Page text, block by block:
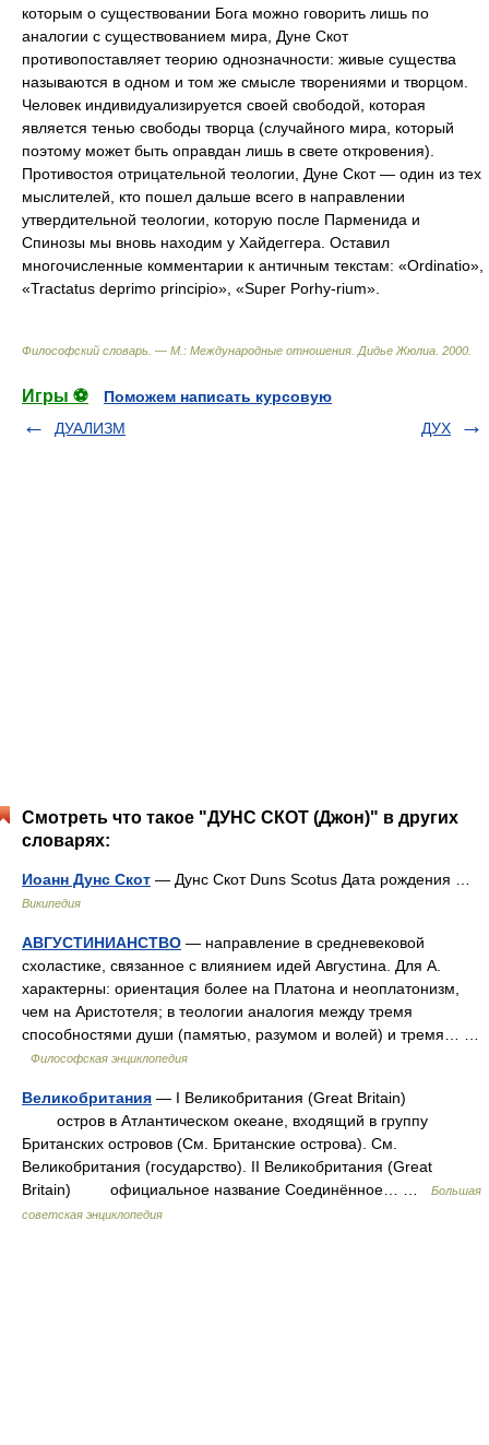
которым о существовании Бога можно говорить лишь по
аналогии с существованием мира, Дуне Скот
противопоставляет теорию однозначности: живые существа
называются в одном и том же смысле творениями и творцом.
Человек индивидуализируется своей свободой, которая
является тенью свободы творца (случайного мира, который
поэтому может быть оправдан лишь в свете откровения).
Противостоя отрицательной теологии, Дуне Скот — один из тех
мыслителей, кто пошел дальше всего в направлении
утвердительной теологии, которую после Парменида и
Спинозы мы вновь находим у Хайдеггера. Оставил
многочисленные комментарии к античным текстам: «Ordinatio»,
«Tractatus deprimo principio», «Super Porhy-rium».
Философский словарь. — М.: Международные отношения Дидье Жюлиа 2000
Игры ⚽
Поможем написать курсовую
ДУАЛИЗМ
ДУХ
Смотреть что такое "ДУНС СКОТ (Джон)" в других
словарях:
Иоанн Дунс Скот — Дунс Скот Duns Scotus Дата рождения …
Википедия
АВГУСТИНИАНСТВО — направление в средневековой
схоластике, связанное с влиянием идей Августина. Для А.
характерны: ориентация более на Платона и неоплатонизм,
чем на Аристотеля; в теологии аналогия между тремя
способностями души (памятью, разумом и волей) и тремя… …
Философская энциклопедия
Великобритания — I Великобритания (Great Britain)
остров в Атлантическом океане, входящий в группу
Британских островов (См. Британские острова). См.
Великобритания (государство). II Великобритания (Great
Britain) официальное название Соединённое… …
Большая
советская энциклопедия